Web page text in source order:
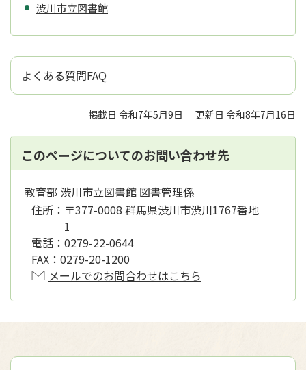
渋川市立図書館
よくある質問FAQ
掲載日 令和7年5月9日 更新日 令和8年7月16日
このページについてのお問い合わせ先
教育部 渋川市立図書館 図書管理係
住所： 〒377-0008 群馬県渋川市渋川1767番地
1
電話： 0279-22-0644
FAX： 0279-20-1200
メールでのお問合わせはこちら